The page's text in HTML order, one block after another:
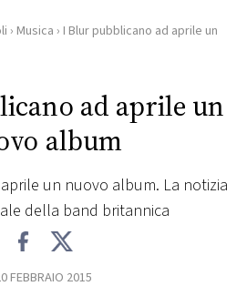
› Musica › I Blur pubblicano ad aprile un
ad aprile un
album
un nuovo album. La notizia
della band britannica
FEBBRAIO 2015